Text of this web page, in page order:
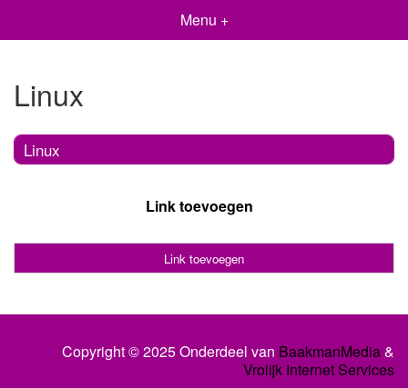
Menu +
Linux
Linux
Link toevoegen
Link toevoegen
Copyright © 2025 Onderdeel van BaakmanMedia&
Vrolijk Internet Services